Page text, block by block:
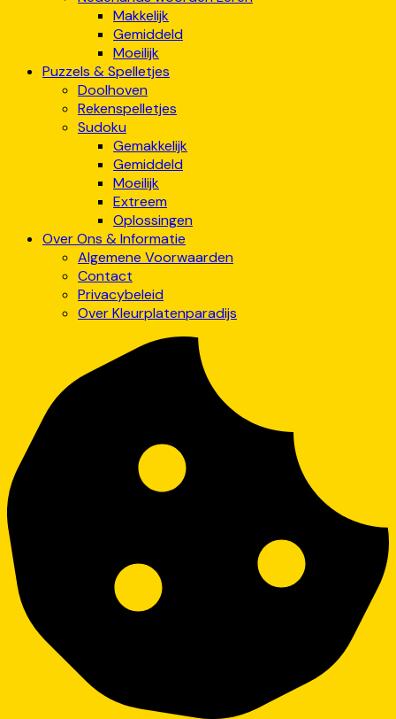
Makkelijk
Gemiddeld
Moeilijk
Puzzels & Spelletjes
Doolhoven
Rekenspelletjes
Sudoku
Gemakkelijk
Gemiddeld
Moeilijk
Extreem
Oplossingen
Over Ons & Informatie
Algemene Voorwaarden
Contact
Privacybeleid
Over Kleurplatenparadijs